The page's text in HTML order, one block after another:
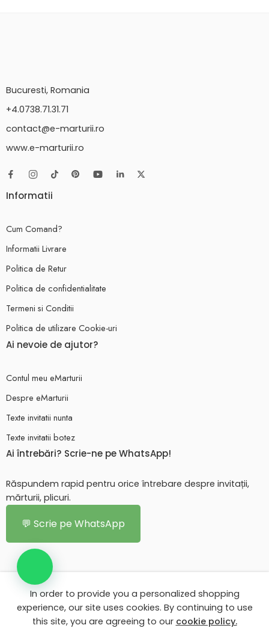
Bucuresti, Romania
+4.0738.71.31.71
contact@e-marturii.ro
www.e-marturii.ro
Informatii
Cum Comand?
Informatii Livrare
Politica de Retur
Politica de confidentialitate
Termeni si Conditii
Politica de utilizare Cookie-uri
Ai nevoie de ajutor?
Contul meu eMarturii
Despre eMarturii
Texte invitatii nunta
Texte invitatii botez
Ai întrebări? Scrie-ne pe WhatsApp!
Răspundem rapid pentru orice întrebare despre invitații,
mărturii, plicuri.
💬 Scrie pe WhatsApp
© 2026 - Toate drepturile rezervate. eMarturii.ro!
Contul meu eMarturii Despre eMarturii Texte invitatii nunta
In order to provide you a personalized shopping
experience, our site uses cookies. By continuing to use
this site, you are agreeing to our cookie policy.